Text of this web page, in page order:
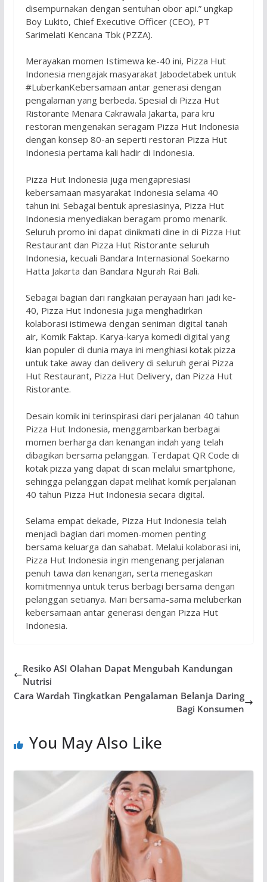
disempurnakan dengan sentuhan obor api.” ungkap
Boy Lukito, Chief Executive Officer (CEO), PT
Sarimelati Kencana Tbk (PZZA).
Merayakan momen Istimewa ke-40 ini, Pizza Hut
Indonesia mengajak masyarakat Jabodetabek untuk
#LuberkanKebersamaan antar generasi dengan
pengalaman yang berbeda. Spesial di Pizza Hut
Ristorante Menara Cakrawala Jakarta, para kru
restoran mengenakan seragam Pizza Hut Indonesia
dengan konsep 80-an seperti restoran Pizza Hut
Indonesia pertama kali hadir di Indonesia.
Pizza Hut Indonesia juga mengapresiasi
kebersamaan masyarakat Indonesia selama 40
tahun ini. Sebagai bentuk apresiasinya, Pizza Hut
Indonesia menyediakan beragam promo menarik.
Seluruh promo ini dapat dinikmati dine in di Pizza Hut
Restaurant dan Pizza Hut Ristorante seluruh
Indonesia, kecuali Bandara Internasional Soekarno
Hatta Jakarta dan Bandara Ngurah Rai Bali.
Sebagai bagian dari rangkaian perayaan hari jadi ke-
40, Pizza Hut Indonesia juga menghadirkan
kolaborasi istimewa dengan seniman digital tanah
air, Komik Faktap. Karya-karya komedi digital yang
kian populer di dunia maya ini menghiasi kotak pizza
untuk take away dan delivery di seluruh gerai Pizza
Hut Restaurant, Pizza Hut Delivery, dan Pizza Hut
Ristorante.
Desain komik ini terinspirasi dari perjalanan 40 tahun
Pizza Hut Indonesia, menggambarkan berbagai
momen berharga dan kenangan indah yang telah
dibagikan bersama pelanggan. Terdapat QR Code di
kotak pizza yang dapat di scan melalui smartphone,
sehingga pelanggan dapat melihat komik perjalanan
40 tahun Pizza Hut Indonesia secara digital.
Selama empat dekade, Pizza Hut Indonesia telah
menjadi bagian dari momen-momen penting
bersama keluarga dan sahabat. Melalui kolaborasi ini,
Pizza Hut Indonesia ingin mengenang perjalanan
penuh tawa dan kenangan, serta menegaskan
komitmennya untuk terus berbagi bersama dengan
pelanggan setianya. Mari bersama-sama meluberkan
kebersamaan antar generasi dengan Pizza Hut
Indonesia.
Resiko ASI Olahan Dapat Mengubah Kandungan
Nutrisi
Cara Wardah Tingkatkan Pengalaman Belanja Daring
Bagi Konsumen
You May Also Like